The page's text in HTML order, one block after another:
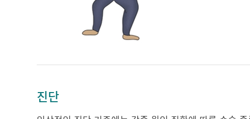
진단